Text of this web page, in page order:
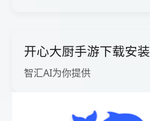
开心大厨手游下载安装
智汇AI为你提供